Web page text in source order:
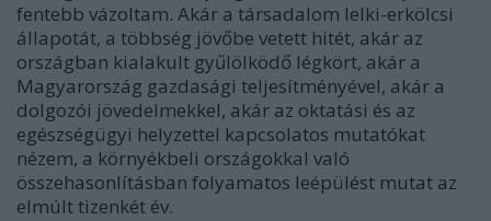
fentebb vázoltam. Akár a társadalom lelki-erkölcsi
állapotát, a többség jövőbe vetett hitét, akár az
országban kialakult gyűlölködő légkört, akár a
Magyarország gazdasági teljesítményével, akár a
dolgozói jövedelmekkel, akár az oktatási és az
egészségügyi helyzettel kapcsolatos mutatókat
nézem, a környékbeli országokkal való
összehasonlításban folyamatos leépülést mutat az
elmúlt tizenkét év.